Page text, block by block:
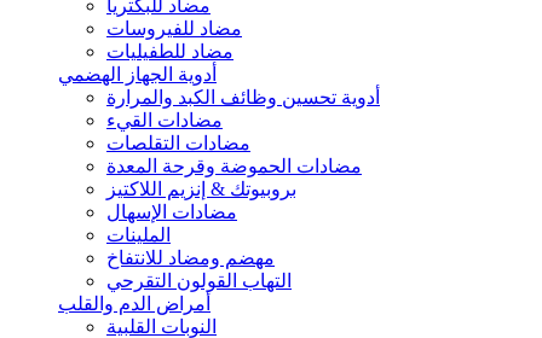
مضاد للبكتريا
مضاد للفيروسات
مضاد للطفيليات
أدوية الجهاز الهضمي
أدوية تحسين وظائف الكبد والمرارة
مضادات القيء
مضادات التقلصات
مضادات الحموضة وقرحة المعدة
بروبيوتك & إنزيم اللاكتيز
مضادات الإسهال
الملينات
مهضم ومضاد للانتفاخ
التهاب القولون التقرحي
أمراض الدم والقلب
النوبات القلبية